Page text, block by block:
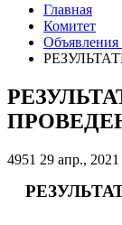
Главная
Комитет
Объявления
4951 29 апр., 2021